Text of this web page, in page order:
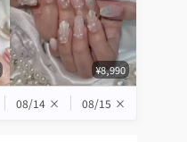
¥8,990
08/14 × 08/15 ×